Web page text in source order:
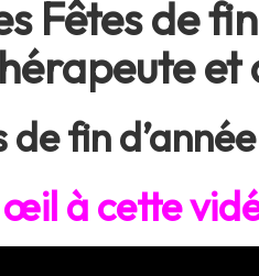
Fêtes de
et
de fin
œil à cette